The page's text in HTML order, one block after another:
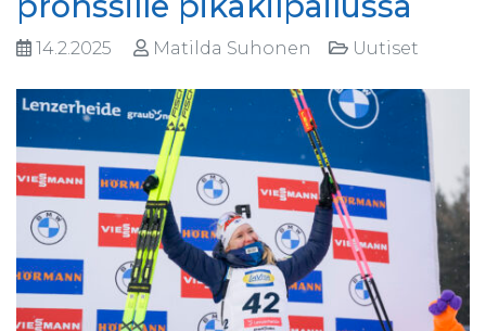
14.2.2025 Matilda Suhonen Uutiset